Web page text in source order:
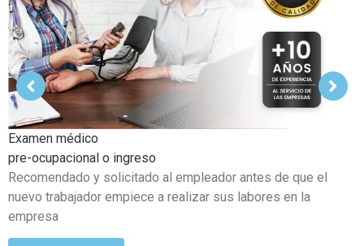
Examen médico Ocupacional Periódicos o anuales
Objetivo de poder detectar si existen problemas de salud
que se hayan podido generar en el transcurso de sus
actividades
Cotiza aquí